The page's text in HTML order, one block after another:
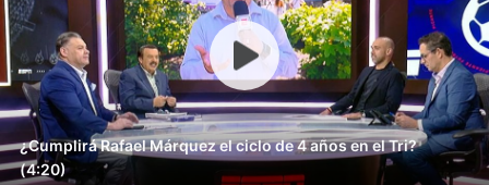
¿Cumplirá Rafael Márquez el ciclo de 4 años en el Tri?
(4:20)